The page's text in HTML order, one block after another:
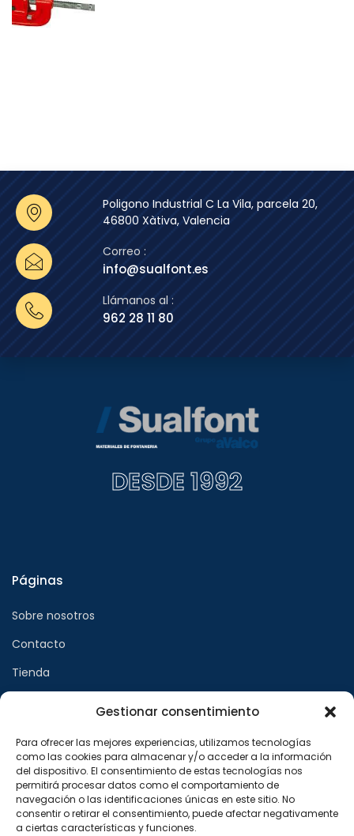
Gestionar consentimiento
Para ofrecer las mejores experiencias, utilizamos tecnologías
como las cookies para almacenar y/o acceder a la información
del dispositivo. El consentimiento de estas tecnologías nos
permitirá procesar datos como el comportamiento de
navegación o las identificaciones únicas en este sitio. No
consentir o retirar el consentimiento, puede afectar negativamente
a ciertas características y funciones.
Poligono Industrial C La Vila, parcela 20,
46800 Xàtiva, Valencia
Correo :
info@sualfont.es
Llámanos al :
962 28 11 80
DESDE 1992
Páginas
Sobre nosotros
Contacto
Tienda
Aviso legal
Política de privacidad
Política de cookies